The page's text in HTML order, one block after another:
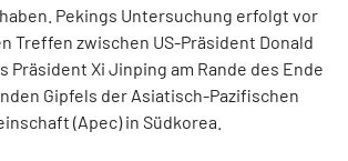
Pekings Untersuchung erfolgt vor
Treffen zwischen US-Präsident Donald
Präsident Xi Jinping am Rande des Ende
Gipfels der Asiatisch-Pazifischen
(Apec) in Südkorea.